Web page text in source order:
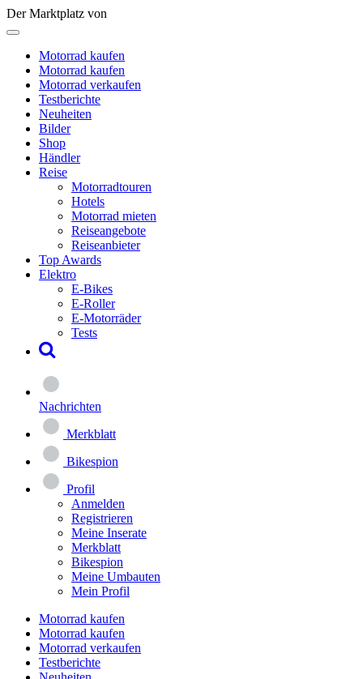
Der Marktplatz von
Motorrad kaufen
Motorrad kaufen
Motorrad verkaufen
Testberichte
Neuheiten
Bilder
Shop
Händler
Reise
Motorradtouren
Hotels
Motorrad mieten
Reiseangebote
Reiseanbieter
Top Awards
Elektro
E-Bikes
E-Roller
E-Motorräder
Tests
Nachrichten
Merkblatt
Bikespion
Profil
Anmelden
Registrieren
Meine Inserate
Merkblatt
Bikespion
Meine Umbauten
Mein Profil
Motorrad kaufen
Motorrad kaufen
Motorrad verkaufen
Testberichte